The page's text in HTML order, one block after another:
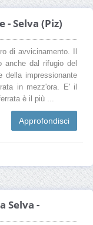
- Selva (Piz)
di avvicinamento. Il
dal rifugio del
della impressionante
in mezz'ora. E' il
è il più ...
Approfondisci
Selva -